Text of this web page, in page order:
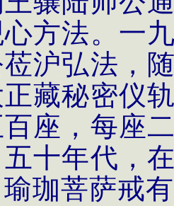
方法。一
沪弘法，
藏秘密仪
座，每座
十年代，
珈菩萨戒